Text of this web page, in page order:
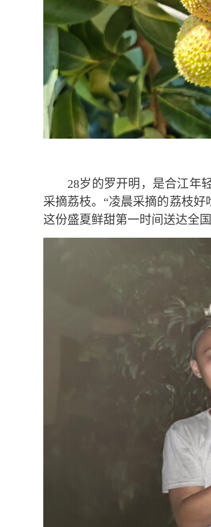
28岁的罗开明，是合江年
采摘荔枝。“凌晨采摘的荔枝
这份盛夏鲜甜第一时间送达全国